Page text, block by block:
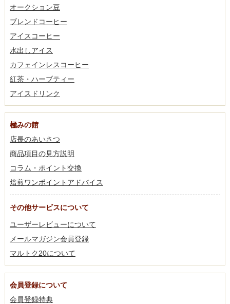
オークション豆
ブレンドコーヒー
アイスコーヒー
水出しアイス
カフェインレスコーヒー
紅茶・ハーブティー
アイスドリンク
極みの館
店長のあいさつ
商品項目の見方説明
コラム・ポイント交換
焙煎ワンポイントアドバイス
その他サービスについて
ユーザーレビューについて
メールマガジン会員登録
マルトク20について
会員登録について
会員登録特典